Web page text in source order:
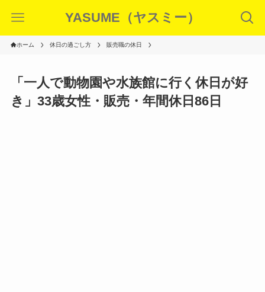
YASUME（ヤスミー）
ホーム 休日の過ごし方 販売職の休日
「一人で動物園や水族館に行く休日が好
き」33歳女性・販売・年間休日86日